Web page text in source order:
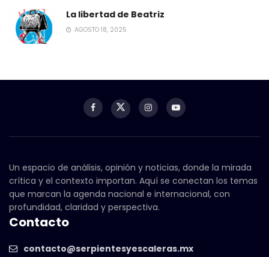
La libertad de Beatriz
AGOSTO 18, 2025
Un espacio de análisis, opinión y noticias, donde la mirada
crítica y el contexto importan. Aquí se conectan los temas
que marcan la agenda nacional e internacional, con
profundidad, claridad y perspectiva.
Contacto
contacto@serpientesyescaleras.mx